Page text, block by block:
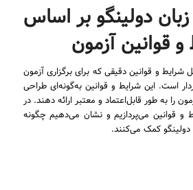
دولینگو بر اساس
قوانین آزمون
شرایط و قوانین دقیقی که برای برگزاری آزمون
است. این شرایط و قوانین به‌گونه‌ای طراحی
را به طور قابل‌اعتماد و معتبر ارائه دهند. در
و قوانین می‌پردازیم و نشان می‌دهیم چگونه
دولینگو کمک می‌کنند.